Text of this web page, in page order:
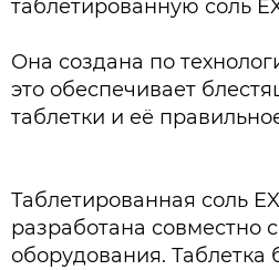
таблетированную соль
Она создана по
это обеспечивает
таблетки и её
Таблетированная соль
разработана совместно
оборудования. Таблетка